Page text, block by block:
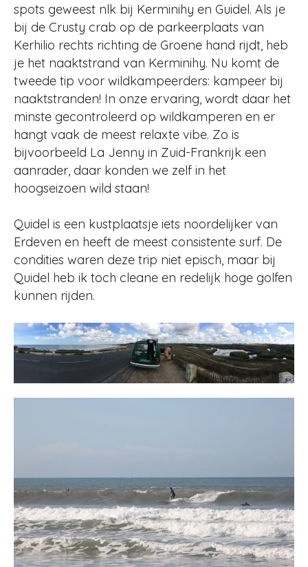
spots geweest nlk bij Kerminihy en Guidel. Als je
bij de Crusty crab op de parkeerplaats van
Kerhilio rechts richting de Groene hand rijdt, heb
je het naaktstrand van Kerminihy. Nu komt de
tweede tip voor wildkampeerders: kampeer bij
naaktstranden! In onze ervaring, wordt daar het
minste gecontroleerd op wildkamperen en er
hangt vaak de meest relaxte vibe. Zo is
bijvoorbeeld La Jenny in Zuid-Frankrijk een
aanrader, daar konden we zelf in het
hoogseizoen wild staan!
Quidel is een kustplaatsje iets noordelijker van
Erdeven en heeft de meest consistente surf. De
condities waren deze trip niet episch, maar bij
Quidel heb ik toch cleane en redelijk hoge golfen
kunnen rijden.